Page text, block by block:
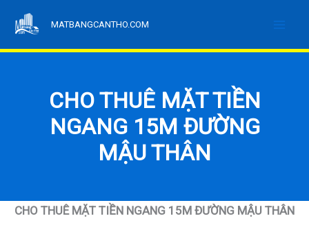
nội
MATBANGCANTHO.COM
CHO THUÊ MẶT TIỀN
NGANG 15M ĐƯỜNG
MẬU THÂN
CHO THUÊ MẶT TIỀN NGANG 15M ĐƯỜNG MẬU THÂN